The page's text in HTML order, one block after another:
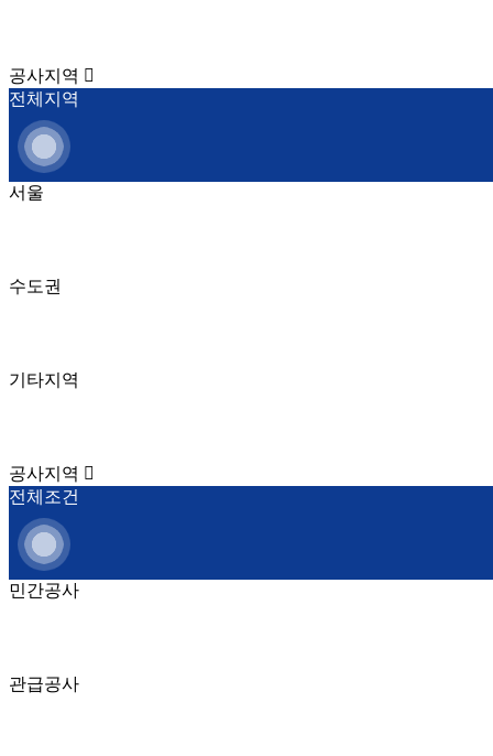
공사지역
전체지역
서울
수도권
기타지역
공사지역
전체조건
민간공사
관급공사